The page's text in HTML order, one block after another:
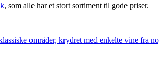
, som alle har et stort sortiment til gode priser.
områder, krydret med enkelte vine fra